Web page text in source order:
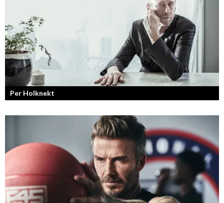
Per Holknekt